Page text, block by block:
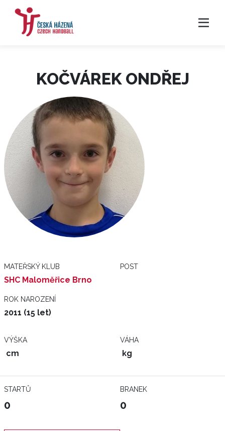
KOČVÁREK ONDŘEJ
MATEŘSKÝ KLUB
SHC Maloměřice Brno
POST
ROK NAROZENÍ
2011 (15 let)
VÝŠKA
cm
VÁHA
kg
STARTŮ
0
BRANEK
0